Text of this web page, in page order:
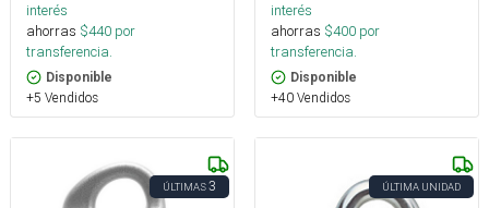
interés
ahorras $440 por
transferencia.
Disponible
+5 Vendidos
interés
ahorras $400 por
transferencia.
Disponible
+40 Vendidos
ÚLTIMAS3 ÚLTIMA UNIDAD